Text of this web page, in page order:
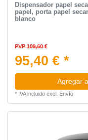
Dispensador papel
papel, porta papel
blanco
PVP 109,60 €
95,40 € *
Agregar
* IVA incluidoexcl. Envío